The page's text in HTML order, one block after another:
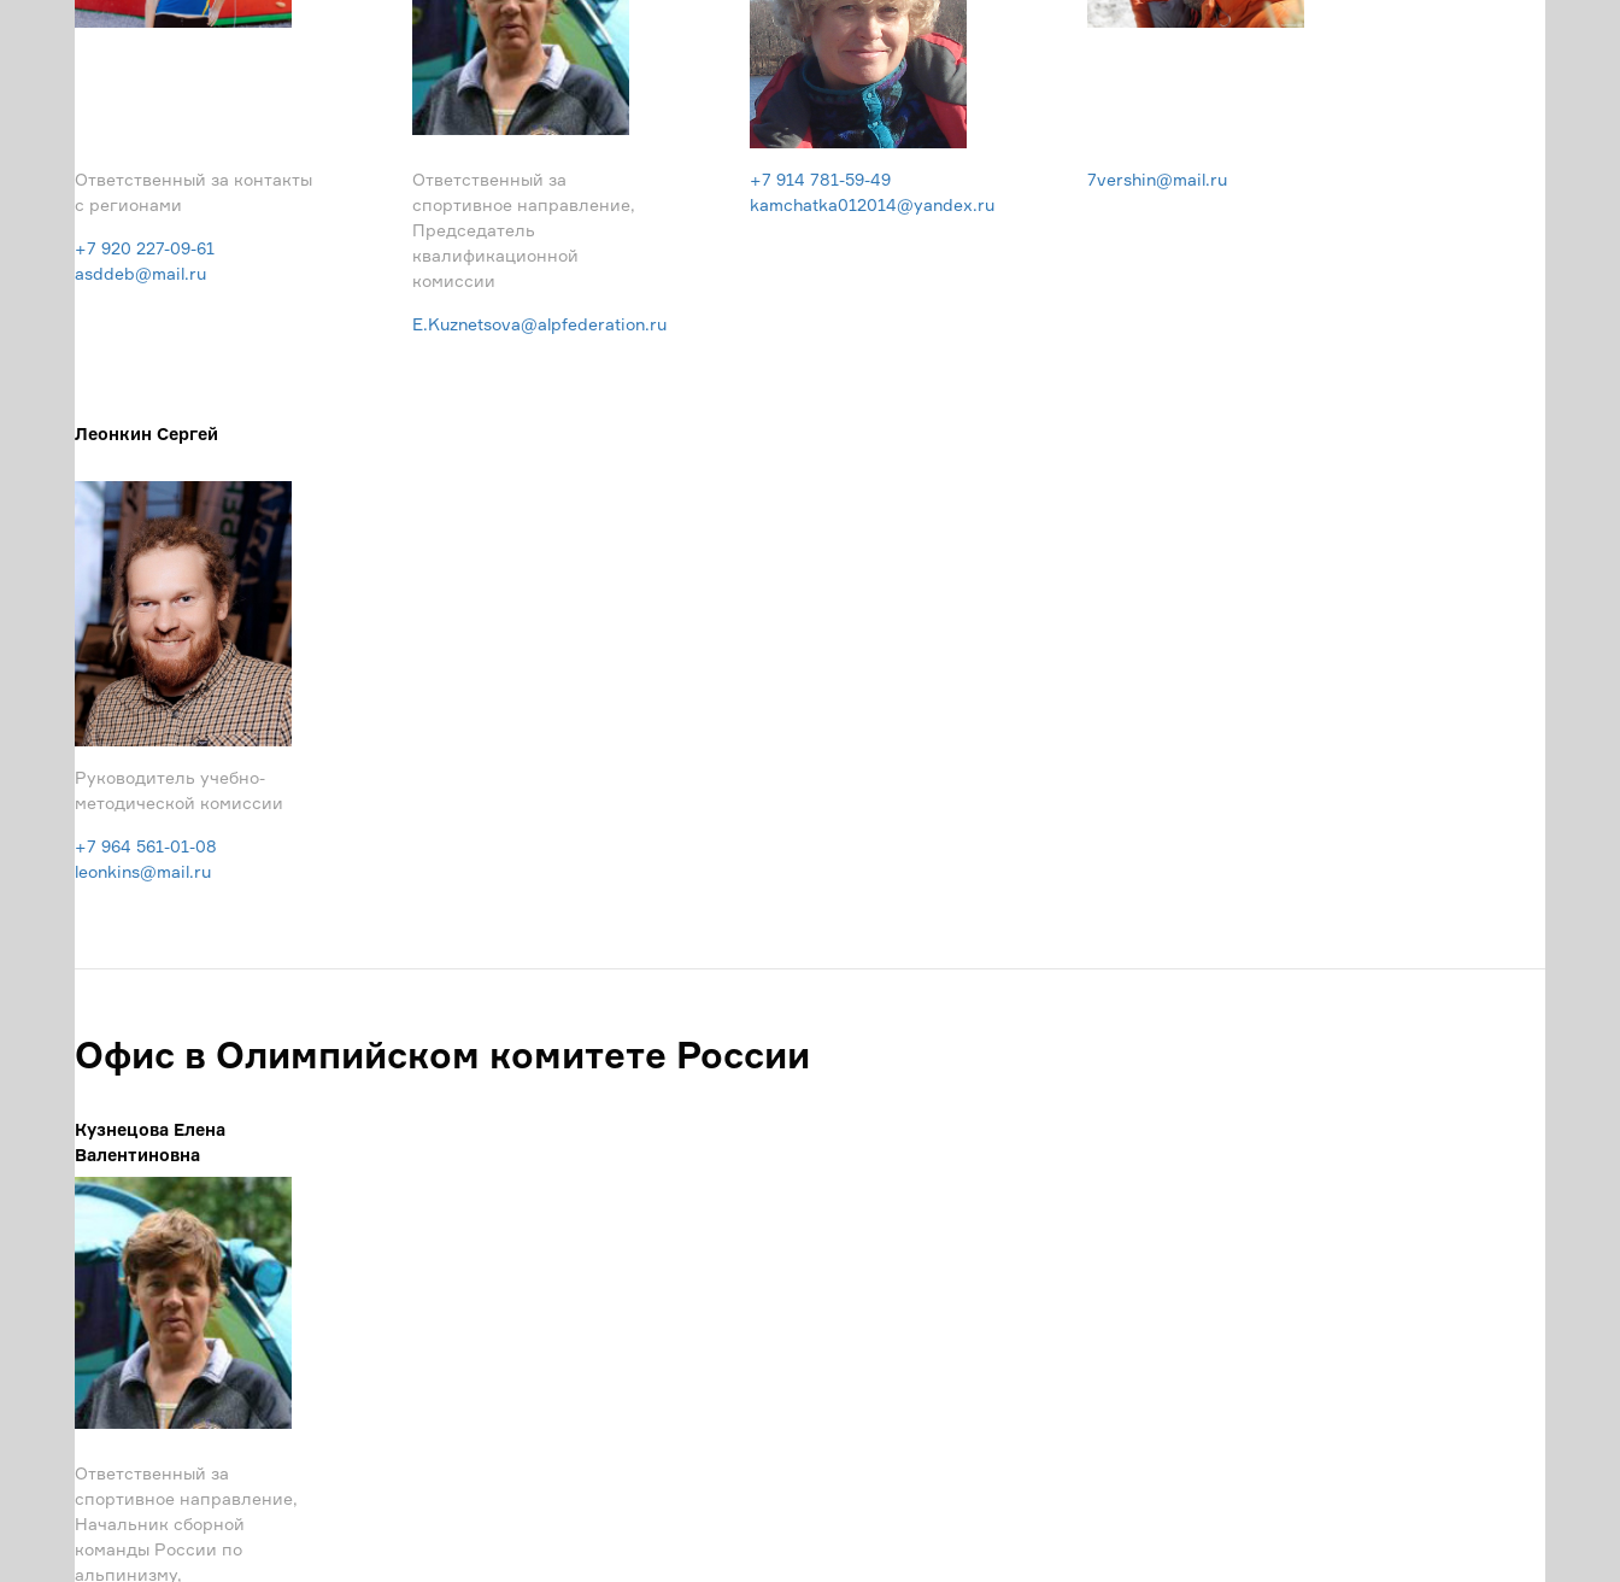
Ответственный за контакты
с регионами
+7 920 227-09-61
asddeb@mail.ru
Ответственный за
спортивное направление,
Председатель
квалификационной
комиссии
E.Kuznetsova@alpfederation.ru
+7 914 781-59-49
kamchatka012014@yandex.ru
7vershin@mail.ru
Леонкин Сергей
Руководитель учебно-
методической комиссии
+7 964 561-01-08
leonkins@mail.ru
Офис в Олимпийском комитете России
Кузнецова Елена
Валентиновна
Ответственный за
спортивное направление,
Начальник сборной
команды России по
альпинизму,